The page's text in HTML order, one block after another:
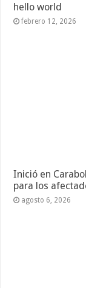
hello world
febrero 12, 2026
Inició en
para los
agosto 6, 2026